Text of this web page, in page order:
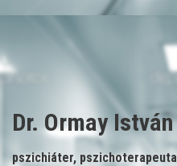
Dr. Ormay István
pszichiáter, pszichoterapeuta